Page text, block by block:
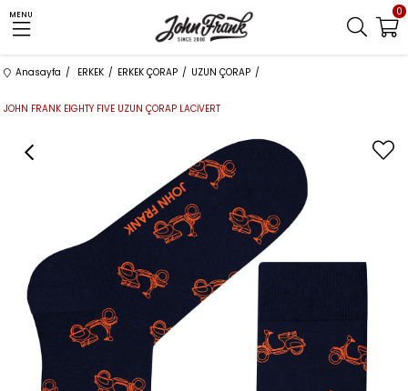
MENU 0
Anasayfa ERKEK ERKEK ÇORAP UZUN ÇORAP
JOHN FRANK EIGHTY FIVE UZUN ÇORAP LACİVERT